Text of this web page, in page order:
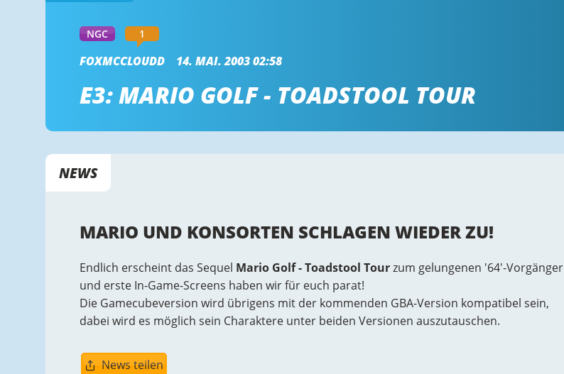
NGC 1
FOXMCCLOUDD 14. MAI. 2003 02:58
E3: MARIO GOLF - TOADSTOOL TOUR
NEWS
MARIO UND KONSORTEN SCHLAGEN WIEDER ZU!
Endlich erscheint das Sequel Mario Golf - Toadstool Tourzum gelungenen '64'-Vorgänger
und erste In-Game-Screens haben wir für euch parat!
Die Gamecubeversion wird übrigens mit der kommenden GBA-Version kompatibel sein,
dabei wird es möglich sein Charaktere unter beiden Versionen auszutauschen.
News teilen